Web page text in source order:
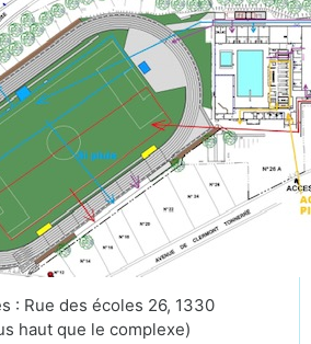
: Rue des écoles 26, 1330
haut que le complexe)